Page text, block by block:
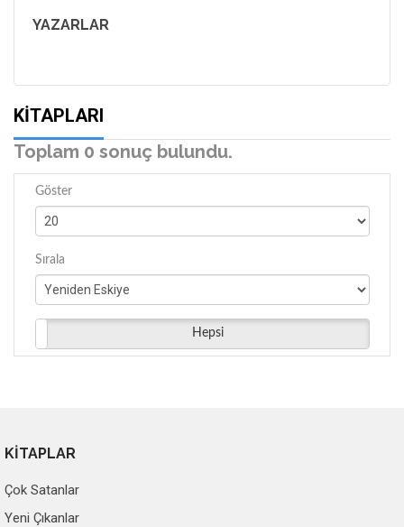
YAZARLAR
KITAPLARI
Toplam 0 sonuç bulundu.
Göster
Sırala
Hepsi
KİTAPLAR
Çok Satanlar
Yeni Çıkanlar